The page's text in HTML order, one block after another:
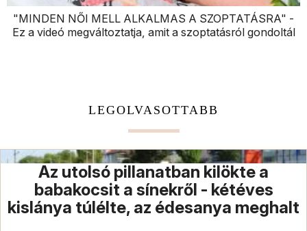
"MINDEN NŐI MELL ALKALMAS A SZOPTATÁSRA" -
Ez a videó megváltoztatja, amit a szoptatásról gondoltál
LEGOLVASOTTABB
Az utolsó pillanatban kilökte a
babakocsit a sínekről - kétéves
kislánya túlélte, az édesanya meghalt